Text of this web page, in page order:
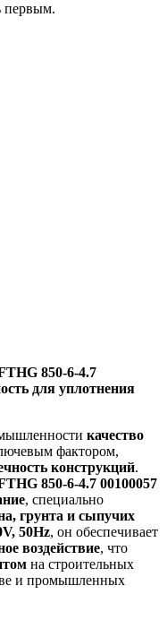
первым.
850-6-4.7
для уплотнения
качество
фактором,
конструкций.
850-6-4.7 00100057
, специально
грунта и сыпучих
50Hz, он обеспечивает
воздействие, что
на строительных
и промышленных